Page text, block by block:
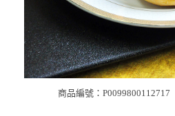
商品編號：P0099800112717